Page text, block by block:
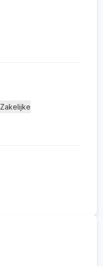
Zakelijke